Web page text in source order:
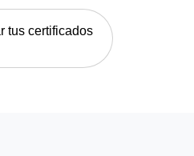
tus certificados